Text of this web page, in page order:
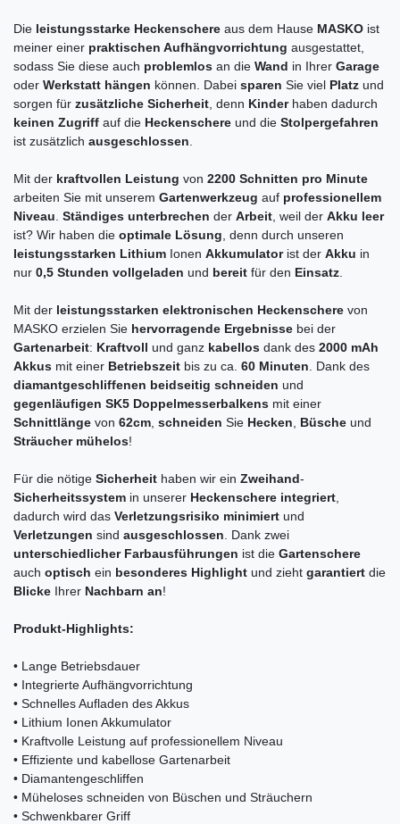
Die leistungsstarke Heckenschere aus dem Hause MASKO ist
meiner einer praktischen Aufhängvorrichtung ausgestattet,
sodass Sie diese auch problemlos an die Wand in Ihrer Garage
oder Werkstatt hängen können. Dabei sparen Sie viel Platz und
sorgen für zusätzliche Sicherheit , denn Kinder haben dadurch
keinen Zugriff auf die Heckenschere und die Stolpergefahren
ist zusätzlich ausgeschlossen
Mit der kraftvollen Leistung von 2200 Schnitten pro Minute
arbeiten Sie mit unserem Gartenwerkzeug auf professionellem
Niveau Ständiges unterbrechen der Arbeit , weil der Akku leer
ist? Wir haben die optimale Lösung , denn durch unseren
leistungsstarken Lithium Ionen Akkumulator ist der Akku in
nur 0,5 Stunden vollgeladen und bereit für den Einsatz
Mit der leistungsstarken elektronischen Heckenschere von
MASKO erzielen Sie hervorragende Ergebnisse bei der
Gartenarbeit: Kraftvoll und ganz kabellos dank des 2000 mAh
Akkus mit einer Betriebszeit bis zu ca. 60 Minuten . Dank des
diamantgeschliffenen beidseitig schneiden und
gegenläufigen SK5 Doppelmesserbalkens mit einer
Schnittlänge von 62cm schneiden Sie Hecken Büsche und
Sträucher mühelos!
Für die nötige Sicherheit haben wir ein Zweihand-
Sicherheitssystem in unserer Heckenschere integriert
dadurch wird das Verletzungsrisiko minimiert und
Verletzungen sind ausgeschlossen . Dank zwei
unterschiedlicher Farbausführungen ist die Gartenschere
auch optisch ein besonderes Highlight und zieht garantiert die
Blicke Ihrer Nachbarn an!
Produkt-Highlights:
• Lange Betriebsdauer
• Integrierte Aufhängvorrichtung
• Schnelles Aufladen des Akkus
• Lithium Ionen Akkumulator
• Kraftvolle Leistung auf professionellem Niveau
• Effiziente und kabellose Gartenarbeit
• Diamantengeschliffen
• Müheloses schneiden von Büschen und Sträuchern
• Schwenkbarer Griff